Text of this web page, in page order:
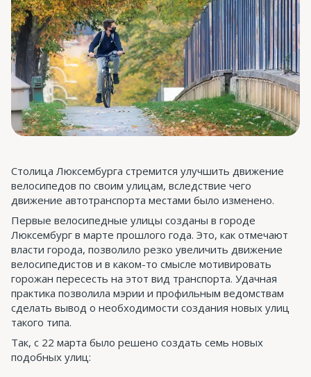
Столица Люксембурга стремится улучшить движение
велосипедов по своим улицам, вследствие чего
движение автотранспорта местами было изменено.
Первые велосипедные улицы созданы в городе
Люксембург в марте прошлого года. Это, как отмечают
власти города, позволило резко увеличить движение
велосипедистов и в каком-то смысле мотивировать
горожан пересесть на этот вид транспорта. Удачная
практика позволила мэрии и профильным ведомствам
сделать вывод о необходимости создания новых улиц
такого типа.
Так, с 22 марта было решено создать семь новых
подобных улиц: